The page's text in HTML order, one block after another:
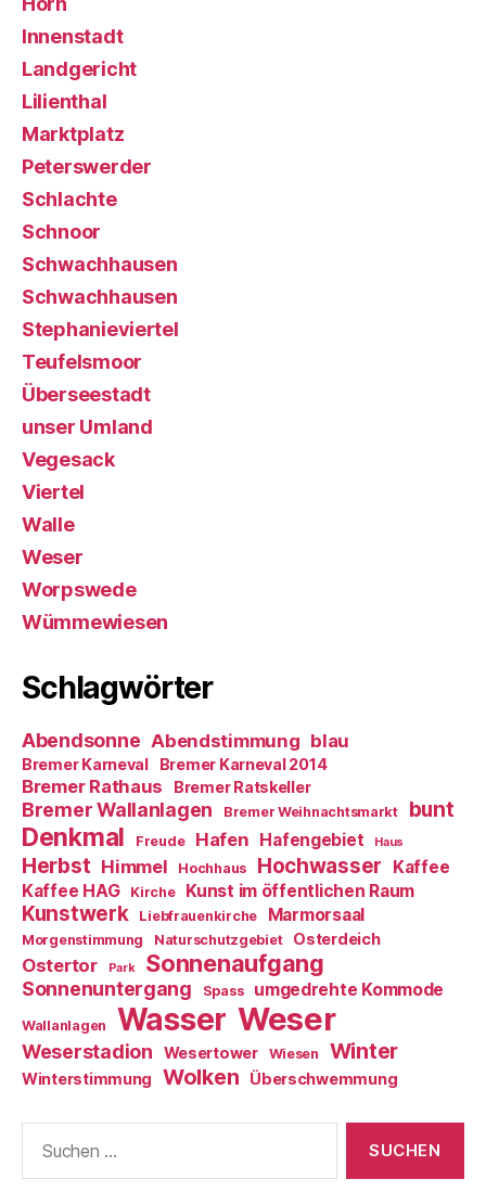
Innenstadt
Landgericht
Lilienthal
Marktplatz
Peterswerder
Schlachte
Schnoor
Schwachhausen
Schwachhausen
Stephanieviertel
Teufelsmoor
Überseestadt
unser Umland
Vegesack
Viertel
Walle
Weser
Worpswede
Wümmewiesen
Schlagwörter
Abendsonne Abendstimmung blau
Bremer Karneval Bremer Karneval 2014
Bremer Rathaus Bremer Ratskeller
Bremer Wallanlagen Bremer Weihnachtsmarkt bunt
Denkmal Freude Hafen Hafengebiet Haus
Herbst Himmel Hochhaus Hochwasser
Kaffee
Kaffee HAG
Kirche Kunst im öffentlichen Raum
Kunstwerk Liebfrauenkirche Marmorsaal
Morgenstimmung Naturschutzgebiet Osterdeich
Ostertor Park Sonnenaufgang
Sonnenuntergang Spass umgedrehte Kommode
Wallanlagen Wasser Weser
Weserstadion Wesertower Wiesen Winter
Winterstimmung Wolken Überschwemmung
nach: